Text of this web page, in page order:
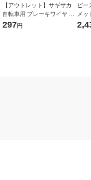
【アウトレット】サギサカ
自転車用 ブレーキワイヤ ラ
イナー入 165cm グレー 616
297円
ピー
メッ
H 1